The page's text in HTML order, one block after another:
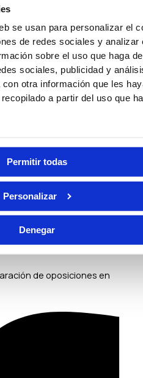
se usan para personalizar el
de redes sociales y analizar
sobre el uso que haga
sociales, publicidad y
otra información que les
a partir del uso que
Permitir todas
Personalizar
Denegar
de oposiciones en